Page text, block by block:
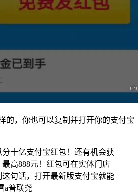
的，你也可以复制并打开你的支付宝
分十亿支付宝红包！还有机会获
高888元！红包可在实体门店
句话，打开最新版支付宝就能
a普联尧